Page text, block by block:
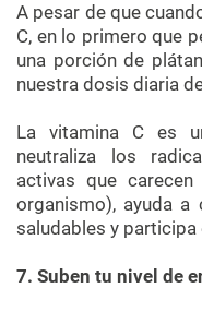
A pesar de que
C, en lo primero que
una porción de
nuestra dosis diaria
La vitamina C es
neutraliza los
activas que
organismo), ayuda a
saludables y
7. Suben tu nivel de